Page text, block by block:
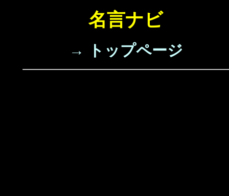
名言ナビ
→ トップページ